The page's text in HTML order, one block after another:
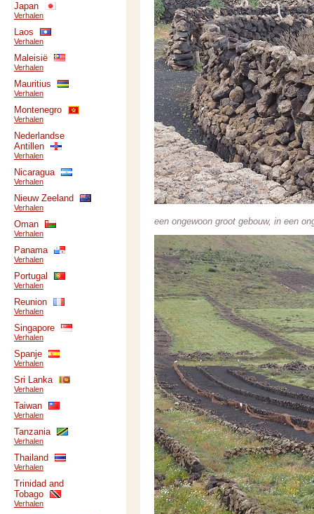
een ongewoon groot gebouw, in een
Japan
Verhalen
Laos
Verhalen
Maleisië
Verhalen
Mauritius
Verhalen
Montenegro
Verhalen
Nederlandse
Antillen
Verhalen
Nicaragua
Verhalen
Nieuw Zeeland
Verhalen
Oman
Verhalen
Panama
Verhalen
Portugal
Verhalen
Reunion
Verhalen
Singapore
Verhalen
Spanje
Verhalen
Sri Lanka
Verhalen
Taiwan
Verhalen
Tanzania
Verhalen
Thailand
Verhalen
Trinidad and
Tobago
Verhalen